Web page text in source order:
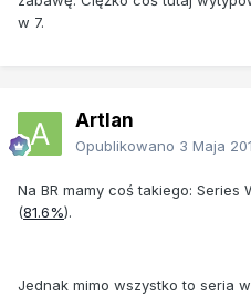
w 7.
Artlan
Opublikowano 3 Maja
Na BR mamy coś takiego: Series
(81.6%).
Jednak mimo wszystko to seria